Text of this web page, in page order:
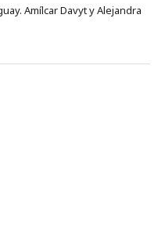
Amílcar Davyt y Alejandra